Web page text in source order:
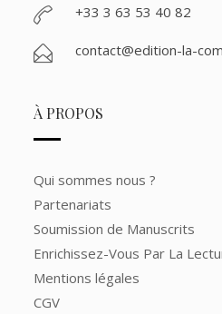
+33 3 63 53 40 82
contact@edition-la-
À PROPOS
Qui sommes nous ?
Partenariats
Soumission de Manuscrits
Enrichissez-Vous Par La
Mentions légales
CGV